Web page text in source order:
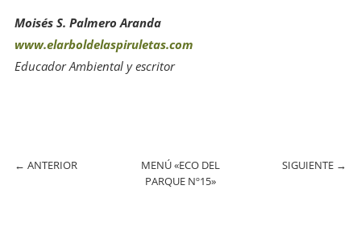
Moisés S. Palmero Aranda
www.elarboldelaspiruletas.com
Educador Ambiental y escritor
← ANTERIOR
MENÚ «ECO DEL
PARQUE Nº15»
SIGUIENTE →